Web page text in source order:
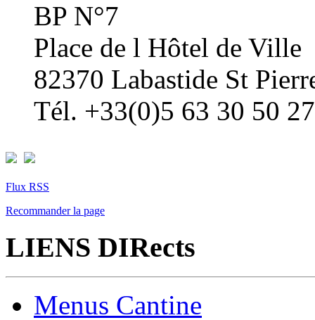
BP N°7
Place de l Hôtel de Ville
82370 Labastide St
Tél. +33(0)5 63 30 50 27
Flux RSS
Recommander la page
LIENS DIRects
Menus Cantine